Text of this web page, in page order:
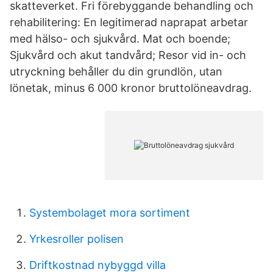
skatteverket. Fri förebyggande behandling och
rehabilitering: En legitimerad naprapat arbetar
med hälso- och sjukvård. Mat och boende;
Sjukvård och akut tandvård; Resor vid in- och
utryckning behåller du din grundlön, utan
lönetak, minus 6 000 kronor bruttolöneavdrag.
Systembolaget mora sortiment
Yrkesroller polisen
Driftkostnad nybyggd villa